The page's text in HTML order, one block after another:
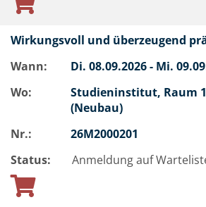
Wirkungsvoll und überzeugend
Wann:
Di. 08.09.2026 - Mi.
Wo:
Studieninstitut, Raum
(Neubau)
Nr.:
26M2000201
Status:
Anmeldung auf